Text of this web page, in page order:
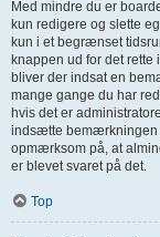
Med mindre du er
kun redigere og slette
kun i et begrænset
knappen ud for det
bliver der indsat en
mange gange du har
hvis det er
indsætte bemærkningen
opmærksom på, at
er blevet svaret på det.
Top